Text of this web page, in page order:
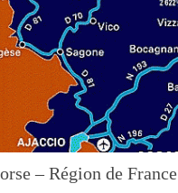
– Région de France